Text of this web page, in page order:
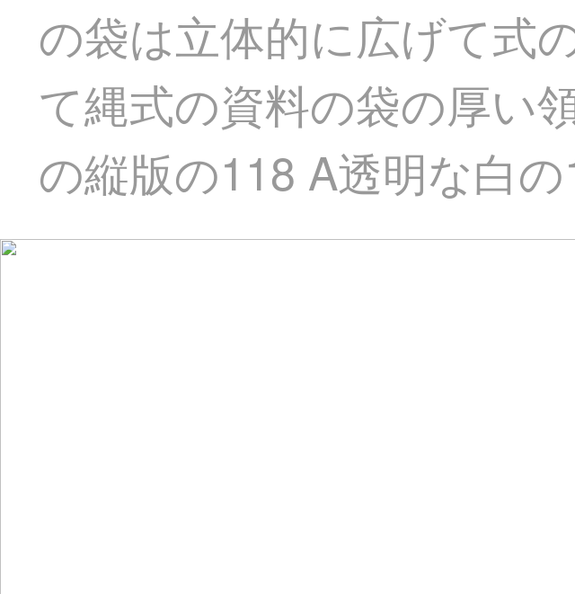
の袋は立体的に広げて式
て縄式の資料の袋の厚い
の縦版の118 A透明な白の